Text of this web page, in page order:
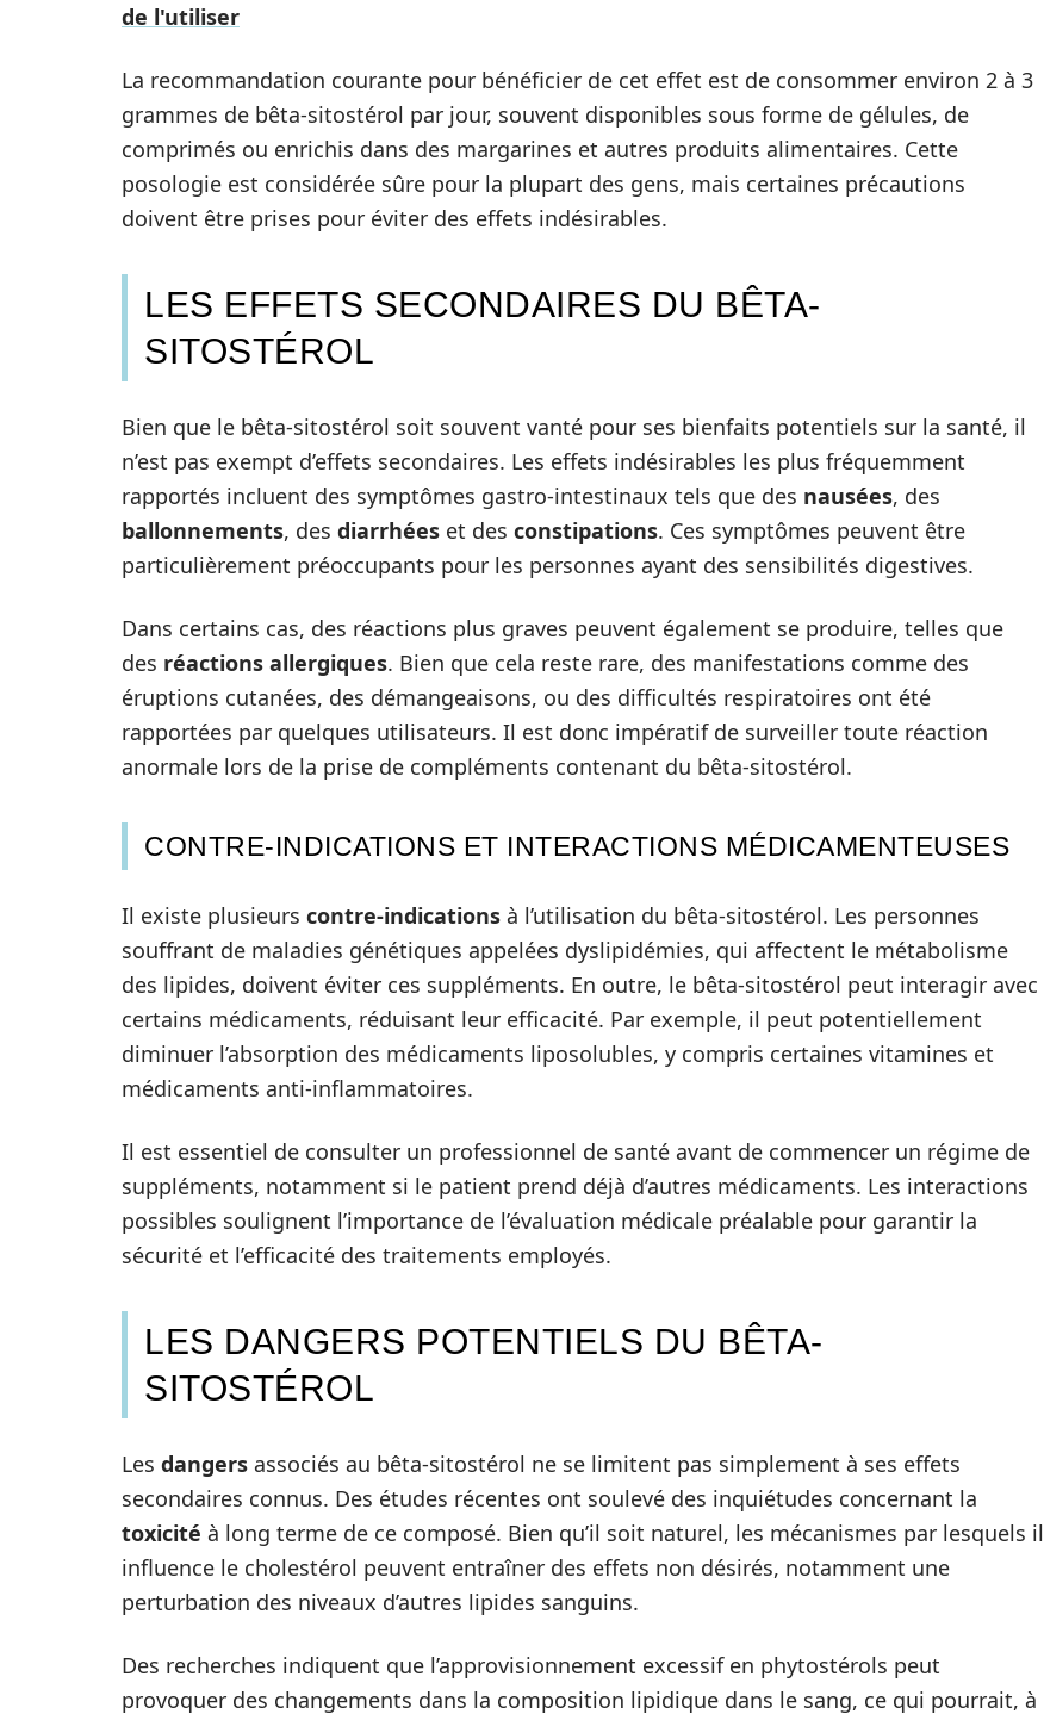
de l'utiliser
La recommandation courante pour bénéficier de cet effet est de consommer environ 2 à 3
grammes de bêta-sitostérol par jour, souvent disponibles sous forme de gélules, de
comprimés ou enrichis dans des margarines et autres produits alimentaires. Cette
posologie est considérée sûre pour la plupart des gens, mais certaines précautions
doivent être prises pour éviter des effets indésirables.
LES EFFETS SECONDAIRES DU BÊTA-
SITOSTÉROL
Bien que le bêta-sitostérol soit souvent vanté pour ses bienfaits potentiels sur la santé, il
n’est pas exempt d’effets secondaires. Les effets indésirables les plus fréquemment
rapportés incluent des symptômes gastro-intestinaux tels que des nausées, des
ballonnements, des diarrhées et des constipations. Ces symptômes peuvent être
particulièrement préoccupants pour les personnes ayant des sensibilités digestives.
Dans certains cas, des réactions plus graves peuvent également se produire, telles que
des réactions allergiques. Bien que cela reste rare, des manifestations comme des
éruptions cutanées, des démangeaisons, ou des difficultés respiratoires ont été
rapportées par quelques utilisateurs. Il est donc impératif de surveiller toute réaction
anormale lors de la prise de compléments contenant du bêta-sitostérol.
CONTRE-INDICATIONS ET INTERACTIONS MÉDICAMENTEUSES
Il existe plusieurs contre-indications à l’utilisation du bêta-sitostérol. Les personnes
souffrant de maladies génétiques appelées dyslipidémies, qui affectent le métabolisme
des lipides, doivent éviter ces suppléments. En outre, le bêta-sitostérol peut interagir avec
certains médicaments, réduisant leur efficacité. Par exemple, il peut potentiellement
diminuer l’absorption des médicaments liposolubles, y compris certaines vitamines et
médicaments anti-inflammatoires.
Il est essentiel de consulter un professionnel de santé avant de commencer un régime de
suppléments, notamment si le patient prend déjà d’autres médicaments. Les interactions
possibles soulignent l’importance de l’évaluation médicale préalable pour garantir la
sécurité et l’efficacité des traitements employés.
LES DANGERS POTENTIELS DU BÊTA-
SITOSTÉROL
Les dangers associés au bêta-sitostérol ne se limitent pas simplement à ses effets
secondaires connus. Des études récentes ont soulevé des inquiétudes concernant la
toxicité à long terme de ce composé. Bien qu’il soit naturel, les mécanismes par lesquels il
influence le cholestérol peuvent entraîner des effets non désirés, notamment une
perturbation des niveaux d’autres lipides sanguins.
Des recherches indiquent que l’approvisionnement excessif en phytostérols peut
provoquer des changements dans la composition lipidique dans le sang, ce qui pourrait, à